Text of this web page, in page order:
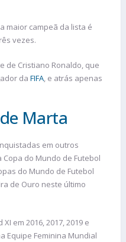
maior campeã da lista é
vezes.
de Cristiano Ronaldo, que
da FIFA, e atrás apenas
Marta
em outros
do Mundo de Futebol
do Mundo de Futebol
de Ouro neste último
em 2016, 2017, 2019 e
Equipe Feminina Mundial